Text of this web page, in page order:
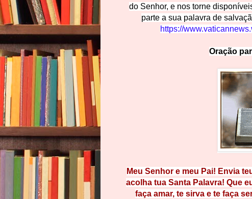
do Senhor, e nos torne
parte a sua palavra de
https://
Oração par
Meu Senhor e meu Pai! Envia
acolha tua Santa Palavra! Que
faça amar, te sirva e te faça